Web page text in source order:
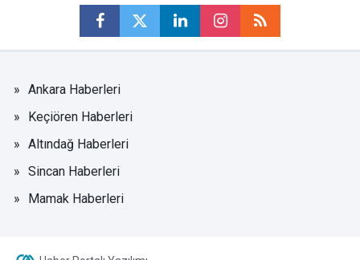
Ankara Haberleri
Keçiören Haberleri
Altındağ Haberleri
Sincan Haberleri
Mamak Haberleri